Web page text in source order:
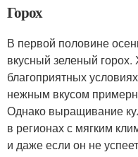
Горох
В первой половине
вкусный зеленый горох.
благоприятных
нежным вкусом
Однако выращивание
в регионах с мягким
и даже если он не